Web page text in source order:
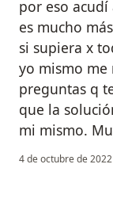
por eso
es mucho
si supiera x
yo mismo me
preguntas q
que la
mi mismo.
4 de octubre de 2022